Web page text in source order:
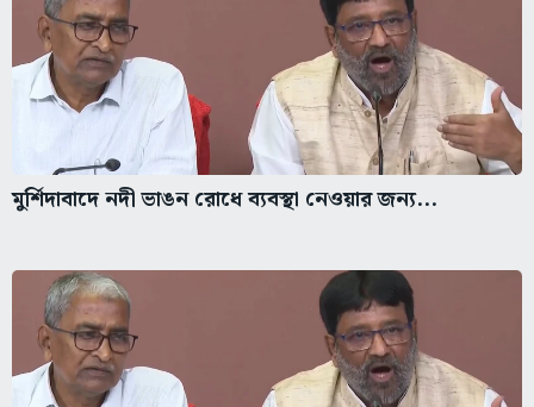
মুর্শিদাবাদে নদী ভাঙন রোধে ব্যবস্থা নেওয়ার জন্য...